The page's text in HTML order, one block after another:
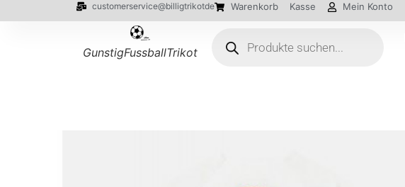
customerservice@billigtrikotde Warenkorb Kasse Mein Konto
GunstigFussballTrikot